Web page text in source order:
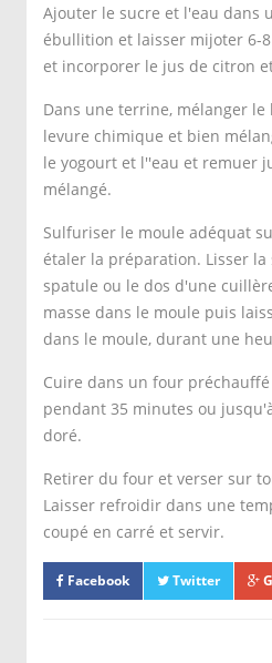
Ajouter le sucre et l'eau dans
ébullition et laisser mijoter 6-
et incorporer le jus de citron
Dans une terrine, mélanger
levure chimique et bien
le yogourt et l''eau et remuer
mélangé.
Sulfuriser le moule adéquat
étaler la préparation. Lisser la
spatule ou le dos d'une
masse dans le moule puis
dans le moule, durant une
Cuire dans un four préchauffé
pendant 35 minutes ou
doré.
Retirer du four et verser sur
Laisser refroidir dans une
coupé en carré et servir.
Facebook Twitter